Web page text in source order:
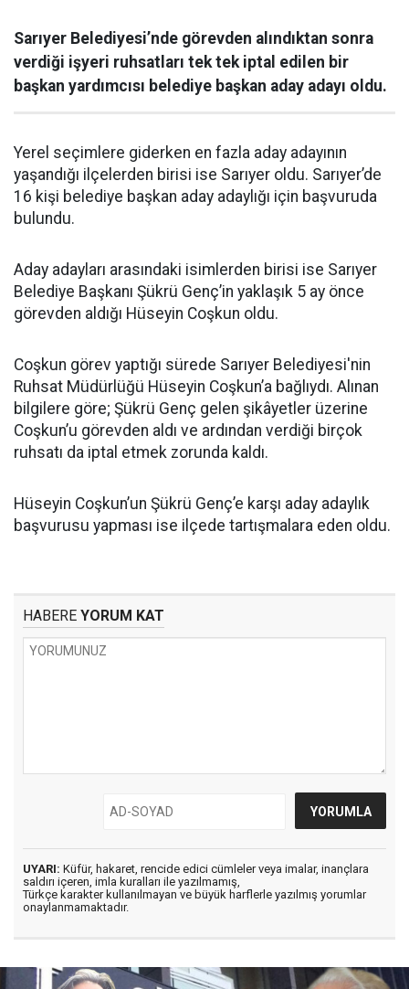
Sarıyer Belediyesi’nde görevden alındıktan sonra
verdiği işyeri ruhsatları tek tek iptal edilen bir
başkan yardımcısı belediye başkan aday adayı oldu.
Yerel seçimlere giderken en fazla aday adayının
yaşandığı ilçelerden birisi ise Sarıyer oldu. Sarıyer’de
16 kişi belediye başkan aday adaylığı için başvuruda
bulundu.
Aday adayları arasındaki isimlerden birisi ise Sarıyer
Belediye Başkanı Şükrü Genç’in yaklaşık 5 ay önce
görevden aldığı Hüseyin Coşkun oldu.
Coşkun görev yaptığı sürede Sarıyer Belediyesi'nin
Ruhsat Müdürlüğü Hüseyin Coşkun’a bağlıydı. Alınan
bilgilere göre; Şükrü Genç gelen şikâyetler üzerine
Coşkun’u görevden aldı ve ardından verdiği birçok
ruhsatı da iptal etmek zorunda kaldı.
Hüseyin Coşkun’un Şükrü Genç’e karşı aday adaylık
başvurusu yapması ise ilçede tartışmalara eden oldu.
HABERE YORUM KAT
UYARI: Küfür, hakaret, rencide edici cümleler veya imalar, inançlara
saldırı içeren, imla kuralları ile yazılmamış,
Türkçe karakter kullanılmayan ve büyük harflerle yazılmış yorumlar
onaylanmamaktadır.